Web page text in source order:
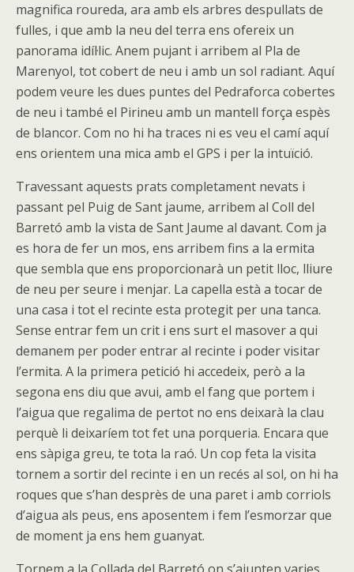
magnifica roureda, ara amb els arbres despullats de
fulles, i que amb la neu del terra ens ofereix un
panorama idíl·lic. Anem pujant i arribem al Pla de
Marenyol, tot cobert de neu i amb un sol radiant. Aquí
podem veure les dues puntes del Pedraforca cobertes
de neu i també el Pirineu amb un mantell força espès
de blancor. Com no hi ha traces ni es veu el camí aquí
ens orientem una mica amb el GPS i per la intuïció.
Travessant aquests prats completament nevats i
passant pel Puig de Sant jaume, arribem al Coll del
Barretó amb la vista de Sant Jaume al davant. Com ja
es hora de fer un mos, ens arribem fins a la ermita
que sembla que ens proporcionarà un petit lloc, lliure
de neu per seure i menjar. La capella està a tocar de
una casa i tot el recinte esta protegit per una tanca.
Sense entrar fem un crit i ens surt el masover a qui
demanem per poder entrar al recinte i poder visitar
l’ermita. A la primera petició hi accedeix, però a la
segona ens diu que avui, amb el fang que portem i
l’aigua que regalima de pertot no ens deixarà la clau
perquè li deixaríem tot fet una porqueria. Encara que
ens sàpiga greu, te tota la raó. Un cop feta la visita
tornem a sortir del recinte i en un recés al sol, on hi ha
roques que s’han desprès de una paret i amb corriols
d’aigua als peus, ens aposentem i fem l’esmorzar que
de moment ja ens hem guanyat.